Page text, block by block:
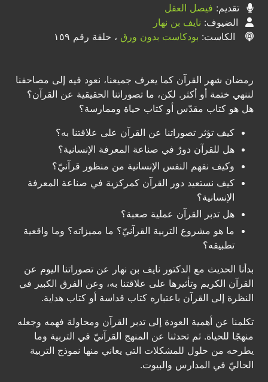
تقديم: فيصل العقل
الضيوف: نايف بن نهار
الكاست: بودكاست بدون ورق ، حلقة رقم ١٥٩
رمضان شهر القرآن كما يعرف جميعنا، نعود فيه إلى مصاحفنا
لننهي ختمة أو أكثر. لكن، ما تصوراتنا الحقيقية عن القرآن؟
هل هو كتاب مقدّس أو كتاب حياة وممارسة؟
كيف تؤثر تصوراتنا عن القرآن على علاقتنا به؟
هل للقرآن دورٌ في صناعة المعرفة الإنسانية؟
وكيف نفهم النفس الإنسانية من منظور قرآنيّ؟
كيف نستعيد دور القرآن كمركزية في صناعة المعرفة
الإنسانية؟
هل تدبر القرآن عملية صعبة؟
ما هو مشروع التربية القرآنيّ؟ ما مميزاته؟ وما واقعية
تطبيقه؟
بدأنا الحديث مع الدكتور نايف بن نهار عن تصوراتنا اليوم عن
القرآن الكريم وتأثيرها على علاقتنا به، وعن الفرق الكبير في
النظرة إلى القرآن باعتباره كتاب قداسة أو كتاب هداية.
تكلمنا عن أهمية العودة إلى تدبر القرآن ومحاولة فهمه وجعله
منهجًا للحياة. ثم تحدثنا عن المنهج القرآنيّ في التربية وما
يطرحه من حلول للمشكلات التي يعاني منها نموذج التربية
الحاليّ في المدارس والبيوت.